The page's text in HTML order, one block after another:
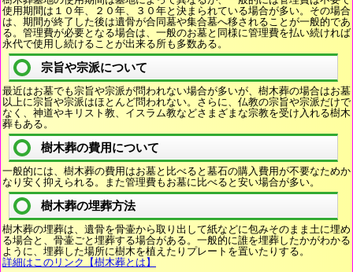
使用期間は１０年、２０年、３０年と決まられている場合が多い。その場合
は、期間が終了した後は遺骨が合同墓や集合墓へ移されることが一般的であ
る。管理費が必要となる場合は、一般のお墓と同様に管理費を払い続ければ
永代で使用し続けることが出来る所も多数ある。
宗旨や宗派について
最近はお墓でも宗旨や宗派が問われない場合が多いが、樹木葬の場合はお墓
以上に宗旨や宗派はほとんど問われない。さらに、仏教の宗旨や宗派だけで
なく、神道やキリスト教、イスラム教などさまざまな宗教を受け入れる樹木
葬もある。
樹木葬の費用について
一般的には、樹木葬の費用はお墓と比べると墓石の購入費用が不要なためか
なり安く抑えられる。また管理費もお墓に比べると安い場合が多い。
樹木葬の埋葬方法
樹木葬の埋葬は、遺骨を骨壷から取り出して紙などに包みそのまま土に埋め
る場合と、骨壷ごと埋葬する場合がある。一般的に誰を埋葬したかがわかる
ように、埋葬した場所に樹木を植えたりプレートを置いたりする。
詳細はこのリンク【樹木葬とは】